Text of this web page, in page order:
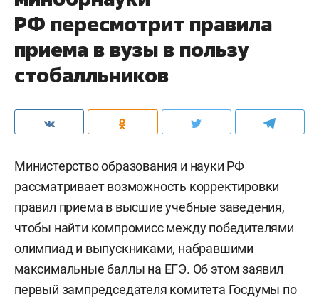
РФ пересмотрит правила
приема в вузы в пользу
стобалльников
Министерство образования и науки РФ
рассматривает возможность корректировки
правил приема в высшие учебные заведения,
чтобы найти компромисс между победителями
олимпиад и выпускниками, набравшими
максимальные баллы на ЕГЭ. Об этом заявил
первый зампредседателя комитета Госдумы по